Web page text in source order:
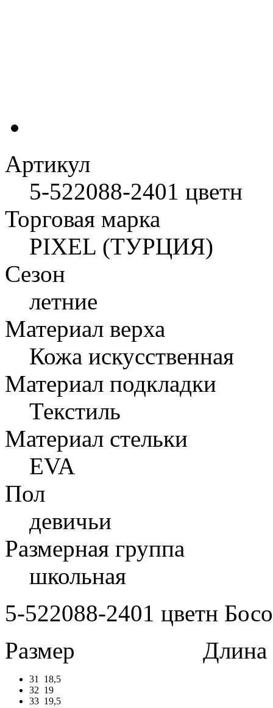
Артикул
5-522088-2401 цветн
Торговая марка
PIXEL (ТУРЦИЯ)
Сезон
летние
Материал верха
Кожа искусственная
Материал подкладки
Текстиль
Материал стельки
EVA
Пол
девичьи
Размерная группа
школьная
5-522088-2401 цветн
Размер
Длина в
31
18,5
32 19
33 19,5